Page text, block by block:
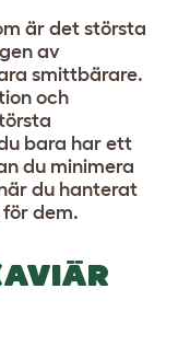
är det största
av
smittbärare.
och
bara har ett
du minimera
du hanterat
dem.